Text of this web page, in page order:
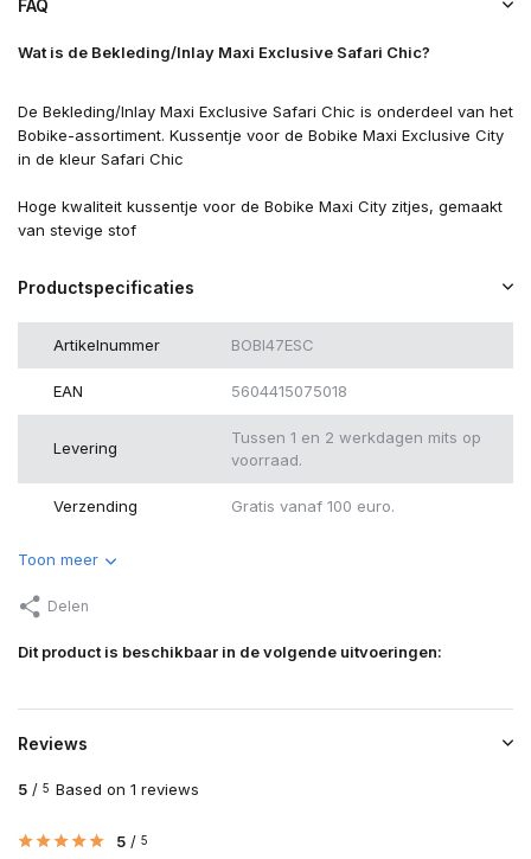
FAQ
Wat is de Bekleding/Inlay Maxi Exclusive Safari Chic?
De Bekleding/Inlay Maxi Exclusive Safari Chic is onderdeel van het
Bobike-assortiment. Kussentje voor de Bobike Maxi Exclusive City
in de kleur Safari Chic
Hoge kwaliteit kussentje voor de Bobike Maxi City zitjes, gemaakt
van stevige stof
Productspecificaties
Artikelnummer BOBI47ESC
EAN 5604415075018
Levering
Tussen 1 en 2 werkdagen mits op
voorraad.
Verzending Gratis vanaf 100 euro.
Toon meer
Delen
Dit product is beschikbaar in de volgende uitvoeringen:
Reviews
5 / 5 Based on 1 reviews
5 / 5